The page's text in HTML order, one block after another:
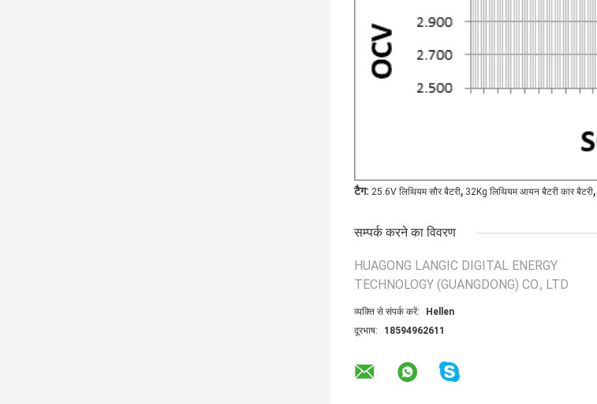
टैग: 25.6V लिथियम सौर बैटरी, 32Kg लिथियम आयन बैटरी कार बैटरी,
सम्पर्क करने का विवरण
HUAGONG LANGIC DIGITAL ENERGY
TECHNOLOGY (GUANGDONG) CO., LTD
व्यक्ति से संपर्क करें:
Hellen
दूरभाष:
18594962611